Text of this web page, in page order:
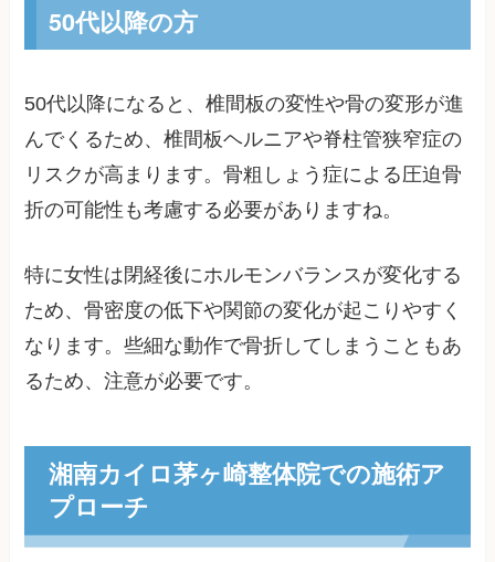
50代以降の方
50代以降になると、椎間板の変性や骨の変形が進
んでくるため、椎間板ヘルニアや脊柱管狭窄症の
リスクが高まります。骨粗しょう症による圧迫骨
折の可能性も考慮する必要がありますね。
特に女性は閉経後にホルモンバランスが変化する
ため、骨密度の低下や関節の変化が起こりやすく
なります。些細な動作で骨折してしまうこともあ
るため、注意が必要です。
湘南カイロ茅ヶ崎整体院での施術ア
プローチ